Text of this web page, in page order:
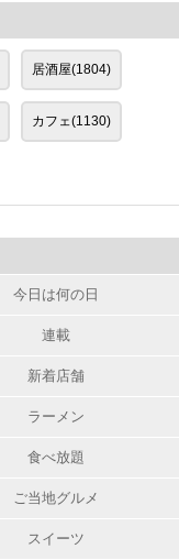
居酒屋(1804)
カフェ(1130)
今日は何の日
連載
新着店舗
ラーメン
食べ放題
ご当地グルメ
スイーツ